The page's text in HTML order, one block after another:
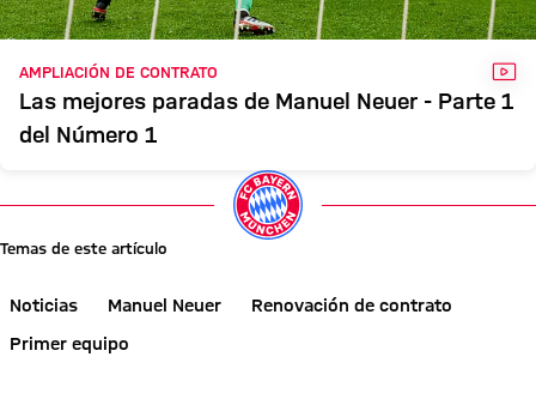
AMPLIACIÓN DE CONTRATO
Las mejores paradas de Manuel Neuer - Parte 1
del Número 1
Temas de este artículo
Noticias Manuel Neuer
Renovación de contrato
Primer equipo